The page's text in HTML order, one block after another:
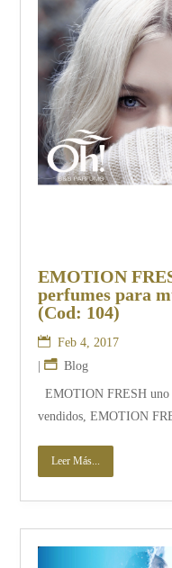
EMOTION
perfumes para
(Cod: 104)
Feb 4, 2017
|
Blog
EMOTION FRESH uno
vendidos, EMOTION
Leer Más...